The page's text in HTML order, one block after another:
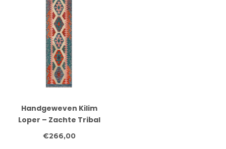
Handgeweven Kilim
Loper – Zachte Tribal
Diamant Vloerkleed –
€266,00